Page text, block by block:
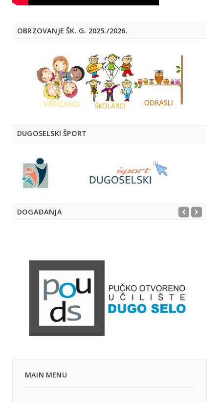
OBRZOVANJE ŠK. G. 2025./2026.
DUGOSELSKI ŠPORT
DOGAĐANJA
MAIN MENU